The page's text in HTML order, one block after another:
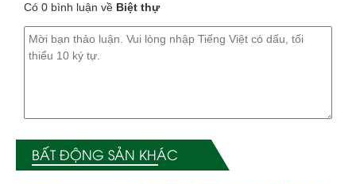
Có 0 bình luận về Biệt thự
BẤT ĐỘNG SẢN KHÁC